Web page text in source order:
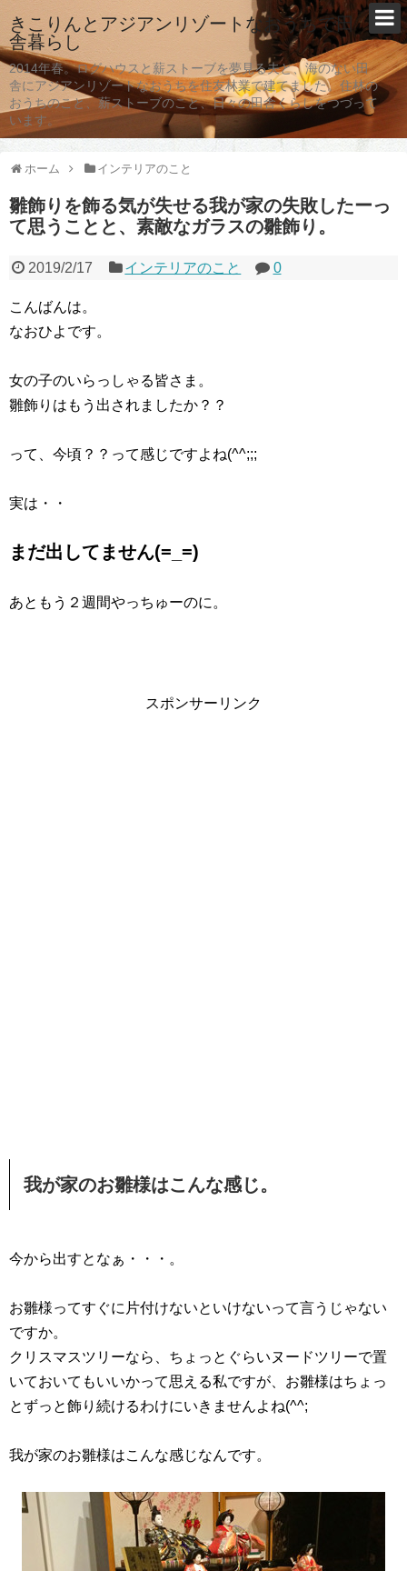
きこりんとアジアンリゾートなおうちで田
舎暮らし
2014年春。ログハウスと薪ストーブを夢見る夫と、海のない田
舎にアジアンリゾートなおうちを住友林業で建てました。住林の
おうちのこと、薪ストーブのこと、日々の田舎くらしをつづって
います。
ホーム インテリアのこと
雛飾りを飾る気が失せる我が家の失敗したーっ
て思うことと、素敵なガラスの雛飾り。
2019/2/17 インテリアのこと 0
こんばんは。
なおひよです。
女の子のいらっしゃる皆さま。
雛飾りはもう出されましたか？？
って、今頃？？って感じですよね(^^;;;
実は・・
まだ出してません(=_=)
あともう２週間やっちゅーのに。
スポンサーリンク
我が家のお雛様はこんな感じ。
今から出すとなぁ・・・。
お雛様ってすぐに片付けないといけないって言うじゃない
ですか。
クリスマスツリーなら、ちょっとぐらいヌードツリーで置
いておいてもいいかって思える私ですが、お雛様はちょっ
とずっと飾り続けるわけにいきませんよね(^^;
我が家のお雛様はこんな感じなんです。